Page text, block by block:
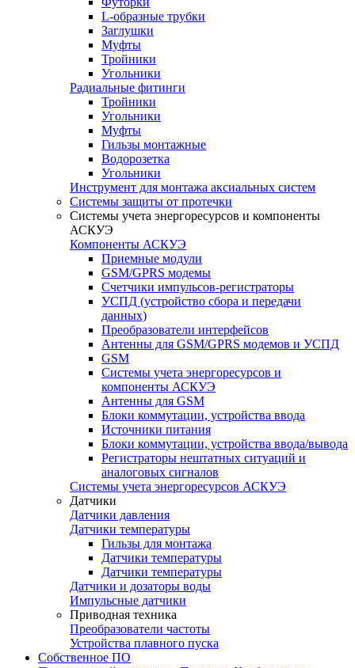
L-образные трубки
Заглушки
Муфты
Тройники
Угольники
Радиальные фитинги
Тройники
Угольники
Муфты
Гильзы монтажные
Водорозетка
Угольники
Инструмент для монтажа аксиальных систем
Системы защиты от протечки
Системы учета энергоресурсов и компоненты
АСКУЭ
Компоненты АСКУЭ
Приемные модули
GSM/GPRS модемы
Счетчики импульсов-регистраторы
УСПД (устройство сбора и передачи
данных)
Преобразователи интерфейсов
Антенны для GSM/GPRS модемов и УСПД
GSM
Системы учета энергоресурсов и
компоненты АСКУЭ
Антенны для GSM
Блоки коммутации, устройства ввода
Источники питания
Блоки коммутации, устройства ввода/вывода
Регистраторы нештатных ситуаций и
аналоговых сигналов
Системы учета энергоресурсов АСКУЭ
Датчики
Датчики давления
Датчики температуры
Гильзы для монтажа
Датчики температуры
Датчики температуры
Датчики и дозаторы воды
Импульсные датчики
Приводная техника
Преобразователи частоты
Устройства плавного пуска
Собственное ПО